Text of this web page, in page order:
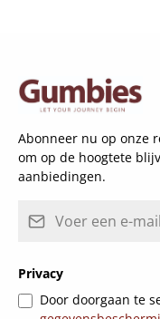
Abonneer nu op onze
om op de hoogtete
aanbiedingen.
Privacy
Door doorgaan te